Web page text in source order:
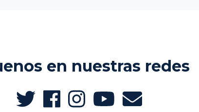
en nuestras redes